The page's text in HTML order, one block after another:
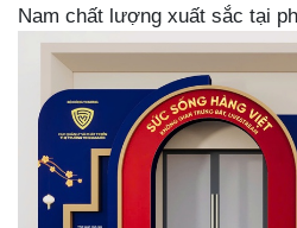
Nam chất lượng xuất sắc tại